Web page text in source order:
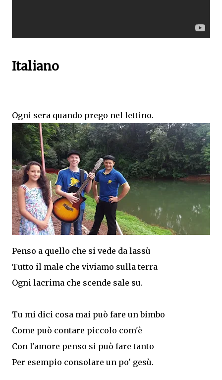
Italiano
Ogni sera quando prego nel lettino.
Penso a quello che si vede da lassù
Tutto il male che viviamo sulla terra
Ogni lacrima che scende sale su.
Tu mi dici cosa mai può fare un bimbo
Come può contare piccolo com'è
Con l'amore penso si può fare tanto
Per esempio consolare un po' gesù.